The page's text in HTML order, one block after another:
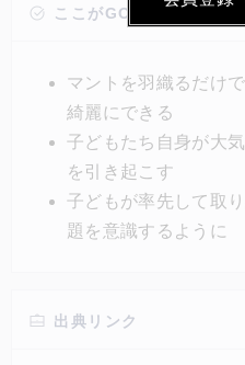
別なマントを作製した。
されており、1年にガソリ
4台が排出するのと同等量
ができるという。
ここがGOOD!
マントを羽織るだけ
綺麗にできる
子どもたち自身が大
を引き起こす
子どもが率先して取
題を意識するように
出典リンク